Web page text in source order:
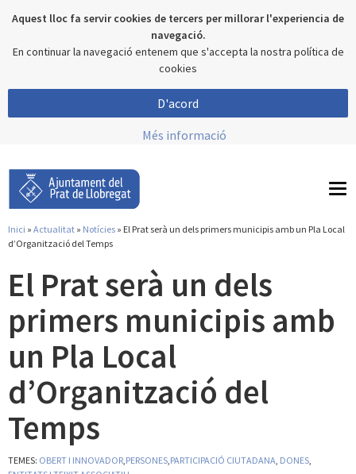
Aquest lloc fa servir cookies de tercers per millorar l'experiencia de
navegació.
En continuar la navegació entenem que s'accepta la nostra política de
cookies
D'acord
Més informació
Esteu aquí
Inici » Actualitat » Notícies » El Prat serà un dels primers municipis amb un Pla Local
d’Organització del Temps
El Prat serà un dels
primers municipis amb
un Pla Local
d’Organització del
Temps
TEMES: OBERT I INNOVADOR,PERSONES,PARTICIPACIÓ CIUTADANA, DONES,